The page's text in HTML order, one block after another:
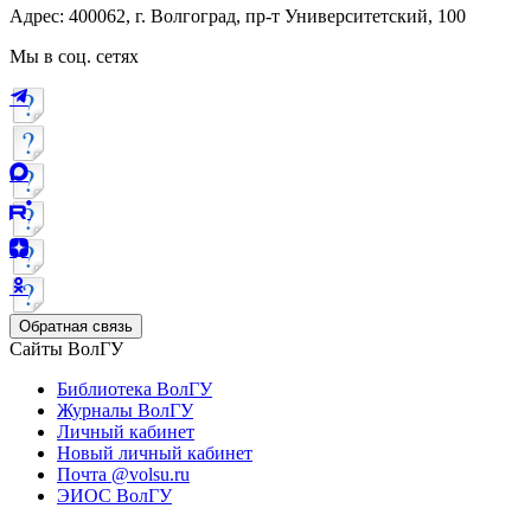
Адрес: 400062, г. Волгоград, пр-т Университетский, 100
Мы в соц. сетях
Обратная связь
Сайты ВолГУ
Библиотека ВолГУ
Журналы ВолГУ
Личный кабинет
Новый личный кабинет
Почта @volsu.ru
ЭИОС ВолГУ